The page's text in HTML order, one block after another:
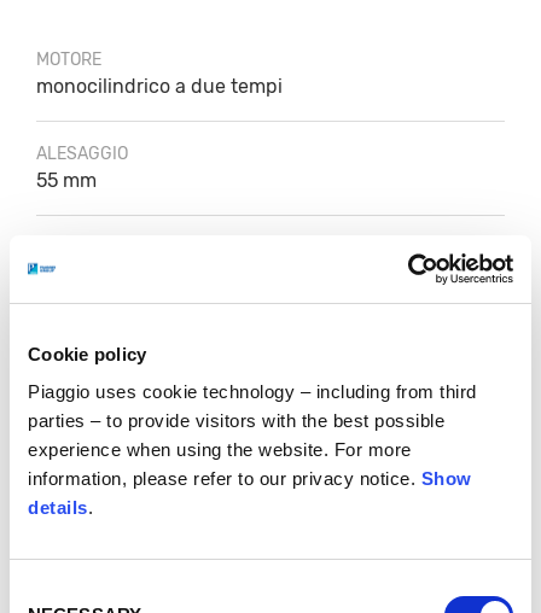
Cookie policy
Piaggio uses cookie technology – including from third
parties – to provide visitors with the best possible
experience when using the website. For more
information, please refer to our privacy notice. Show
details.
MOTORE
monocilindrico a due tempi
ALESAGGIO
55 mm
51 mm
121,1 cc
VELOCITÀ MASSIMA
90 Km/h
anteriore bielletta a ruota tirata con molla elicoidale